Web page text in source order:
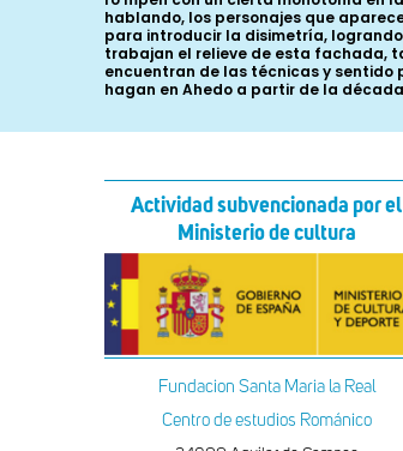
Actividad subvencionada por el
Ministerio de cultura
Fundacion Santa Maria la Real
Centro de estudios Románico